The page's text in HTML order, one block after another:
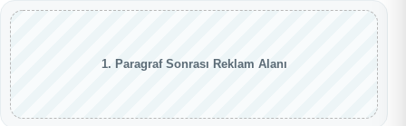
1. Paragraf Sonrası Reklam Alanı